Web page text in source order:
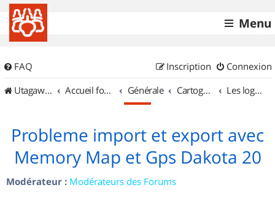
Menu
FAQ Connexion
Inscription
UtagawaVTT (Randos VTT et VTTAE avec traces GPS)
Accueil forum Générale Cartographie et GPS Les logiciels
Probleme import et export avec
Memory Map et Gps Dakota 20
Modérateur : Modérateurs des Forums